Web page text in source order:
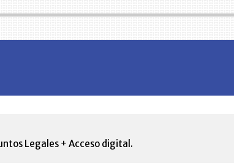
Legales + Acceso digital.